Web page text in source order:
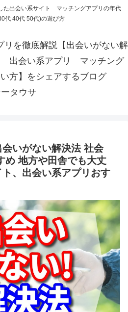
た出会い系サイト マッチングアプリの年代
代 40代 50代)の遊び方
リを徹底解説【出会いがない解
出会い系アプリ マッチング
い方】をシェアするブログ
タウサ
いがない解決法 社会
め 地方や田舎でも大丈
、出会い系アプリおす